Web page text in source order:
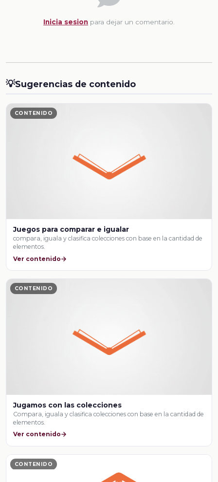
Inicia sesion para dejar un comentario.
💡Sugerencias de contenido
CONTENIDO
Juegos para comparar e igualar
compara, iguala y clasifica colecciones con base en la cantidad de
elementos.
Ver contenido
CONTENIDO
Jugamos con las colecciones
Compara, iguala y clasifica colecciones con base en la cantidad de
elementos.
Ver contenido
CONTENIDO